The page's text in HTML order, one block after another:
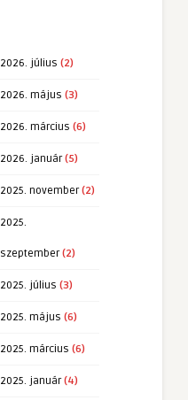
2026. július (2)
2026. május (3)
2026. március (6)
2026. január(5)
2025. november(2)
2025.
szeptember(2)
2025. július (3)
2025. május (6)
2025. március (6)
2025. január(4)